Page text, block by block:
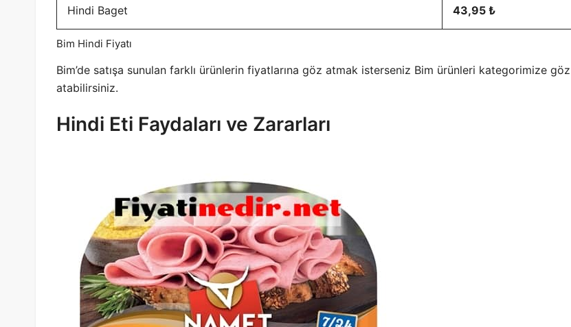
Hindi Baget 43,95 ₺
Bim Hindi Fiyatı
Bim’de satışa sunulan farklı ürünlerin fiyatlarına göz atmak isterseniz Bim ürünleri kategorimize göz
atabilirsiniz.
Hindi Eti Faydaları ve Zararları